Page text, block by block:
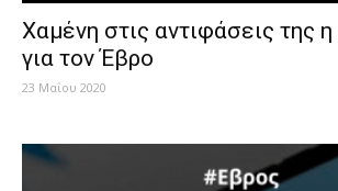
Χαμένη στις αντιφάσεις της
για τον Έβρο
23 Μαΐου 2020